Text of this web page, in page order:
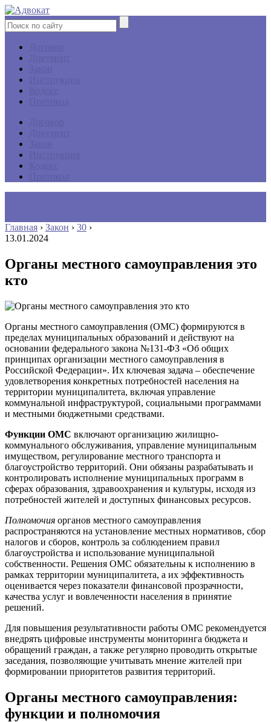
Главная › Закон › 30 ›
13.01.2024
Органы местного самоуправления это
кто
Органы местного самоуправления (ОМС) формируются в
пределах муниципальных образований и действуют на
основании федерального закона №131-ФЗ «Об общих
принципах организации местного самоуправления в
Российской Федерации». Их ключевая задача – обеспечение
удовлетворения конкретных потребностей населения на
территории муниципалитета, включая управление
коммунальной инфраструктурой, социальными программами
и местными бюджетными средствами.
Функции ОМС включают организацию жилищно-
коммунального обслуживания, управление муниципальным
имуществом, регулирование местного транспорта и
благоустройство территорий. Они обязаны разрабатывать и
контролировать исполнение муниципальных программ в
сферах образования, здравоохранения и культуры, исходя из
потребностей жителей и доступных финансовых ресурсов.
Полномочия органов местного самоуправления
распространяются на установление местных нормативов, сбор
налогов и сборов, контроль за соблюдением правил
благоустройства и использование муниципальной
собственности. Решения ОМС обязательны к исполнению в
рамках территории муниципалитета, а их эффективность
оценивается через показатели финансовой прозрачности,
качества услуг и вовлеченности населения в принятие
решений.
Для повышения результативности работы ОМС рекомендуется
внедрять цифровые инструменты мониторинга бюджета и
обращений граждан, а также регулярно проводить открытые
заседания, позволяющие учитывать мнение жителей при
формировании приоритетов развития территорий.
Органы местного самоуправления:
функции и полномочия